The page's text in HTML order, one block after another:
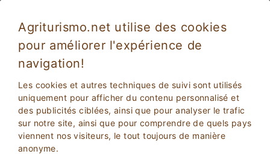
Agriturismo.net utilise des cookies
pour améliorer l'expérience de
navigation!
Les cookies et autres techniques de suivi sont utilisés
uniquement pour afficher du contenu personnalisé et
des publicités ciblées, ainsi que pour analyser le trafic
sur notre site, ainsi que pour comprendre de quels pays
viennent nos visiteurs, le tout toujours de manière
anonyme.
Nouvel An dans une ferme: Offres en Italie